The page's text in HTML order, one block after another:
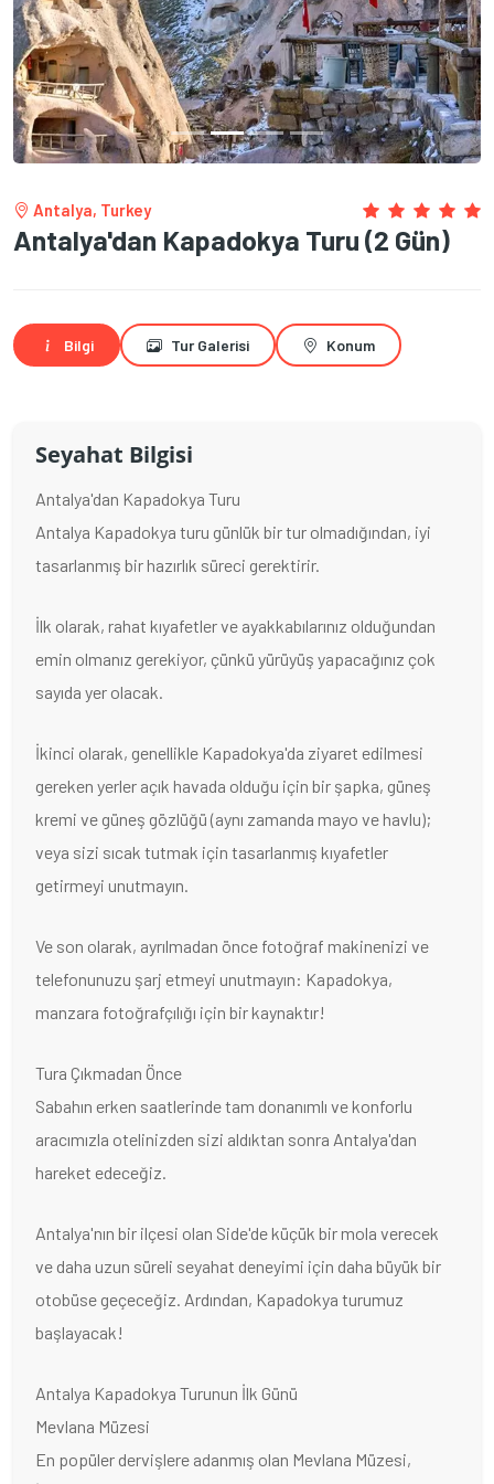
Antalya, Turkey
Antalya'dan Kapadokya Turu (2 Gün)
Bilgi Tur Galerisi Konum
Seyahat Bilgisi
Antalya'dan Kapadokya Turu
Antalya Kapadokya turu günlük bir tur olmadığından, iyi
tasarlanmış bir hazırlık süreci gerektirir.
İlk olarak, rahat kıyafetler ve ayakkabılarınız olduğundan
emin olmanız gerekiyor, çünkü yürüyüş yapacağınız çok
sayıda yer olacak.
İkinci olarak, genellikle Kapadokya'da ziyaret edilmesi
gereken yerler açık havada olduğu için bir şapka, güneş
kremi ve güneş gözlüğü (aynı zamanda mayo ve havlu);
veya sizi sıcak tutmak için tasarlanmış kıyafetler
getirmeyi unutmayın.
Ve son olarak, ayrılmadan önce fotoğraf makinenizi ve
telefonunuzu şarj etmeyi unutmayın: Kapadokya,
manzara fotoğrafçılığı için bir kaynaktır!
Tura Çıkmadan Önce
Sabahın erken saatlerinde tam donanımlı ve konforlu
aracımızla otelinizden sizi aldıktan sonra Antalya'dan
hareket edeceğiz.
Antalya'nın bir ilçesi olan Side'de küçük bir mola verecek
ve daha uzun süreli seyahat deneyimi için daha büyük bir
otobüse geçeceğiz. Ardından, Kapadokya turumuz
başlayacak!
Antalya Kapadokya Turunun İlk Günü
Mevlana Müzesi
En popüler dervişlere adanmış olan Mevlana Müzesi,